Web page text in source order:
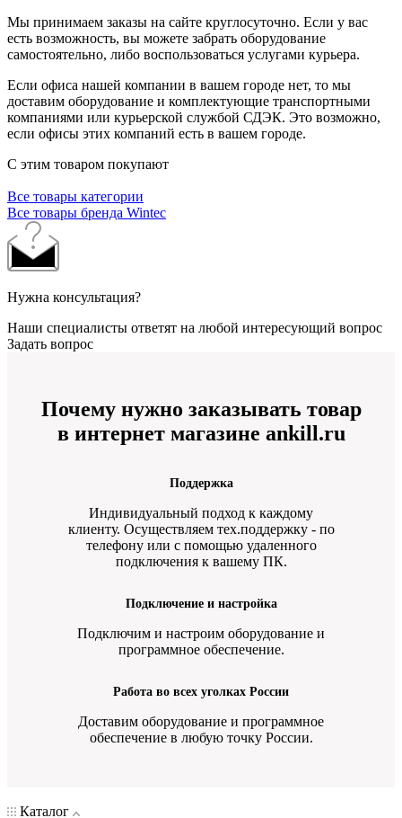
Мы принимаем заказы на сайте круглосуточно. Если у вас
есть возможность, вы можете забрать оборудование
самостоятельно, либо воспользоваться услугами курьера.
Если офиса нашей компании в вашем городе нет, то мы
доставим оборудование и комплектующие транспортными
компаниями или курьерской службой СДЭК. Это возможно,
если офисы этих компаний есть в вашем городе.
С этим товаром покупают
Все товары категории
Все товары бренда Wintec
Нужна консультация?
Наши специалисты ответят на любой интересующий вопрос
Задать вопрос
Почему нужно заказывать товар
в интернет магазине ankill.ru
Поддержка
Индивидуальный подход к каждому
клиенту. Осуществляем тех.поддержку - по
телефону или с помощью удаленного
подключения к вашему ПК.
Подключение и настройка
Подключим и настроим оборудование и
программное обеспечение.
Работа во всех уголках России
Доставим оборудование и программное
обеспечение в любую точку России.
Каталог